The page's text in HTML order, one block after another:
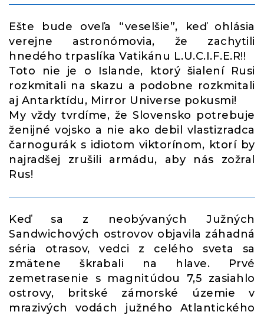
Ešte bude oveľa “veselšie”, keď ohlásia
verejne astronómovia, že zachytili
hnedého trpaslíka Vatikánu L.U.C.I.F.E.R!!
Toto nie je o Islande, ktorý šialení Rusi
rozkmitali na skazu a podobne rozkmitali
aj Antarktídu, Mirror Universe pokusmi!
My vždy tvrdíme, že Slovensko potrebuje
ženijné vojsko a nie ako debil vlastizradca
čarnogurák s idiotom viktorínom, ktorí by
najradšej zrušili armádu, aby nás zožral
Rus!
Keď sa z neobývaných Južných
Sandwichových ostrovov objavila záhadná
séria otrasov, vedci z celého sveta sa
zmätene škrabali na hlave. Prvé
zemetrasenie s magnitúdou 7,5 zasiahlo
ostrovy, britské zámorské územie v
mrazivých vodách južného Atlantického